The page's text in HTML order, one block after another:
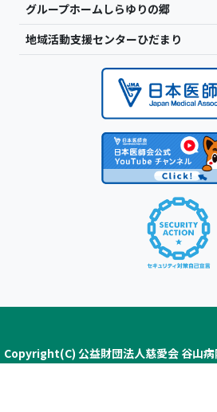
グループホームしらゆりの郷
地域活動支援センターひだまり
Copyright(C) 公益財団法人慈愛会 谷山病